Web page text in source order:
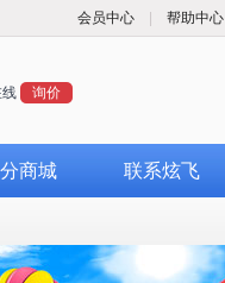
会员中心 帮助中心
询价
商城 联系炫飞